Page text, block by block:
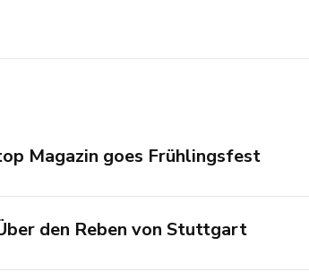
Magazin goes Frühlingsfest
den Reben von Stuttgart